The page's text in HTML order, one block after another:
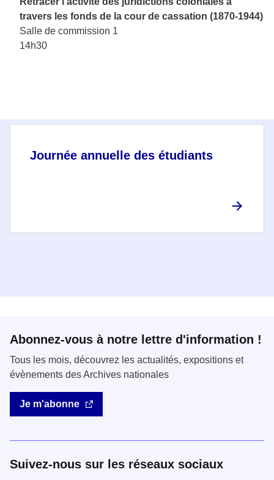
travers les fonds de la cour de cassation (1870-1944)
Salle de commission 1
14h30
Journée annuelle des étudiants
Abonnez-vous à notre lettre d'information !
Tous les mois, découvrez les actualités, expositions et
évènements des Archives nationales
Je m'abonne
Suivez-nous sur les réseaux sociaux